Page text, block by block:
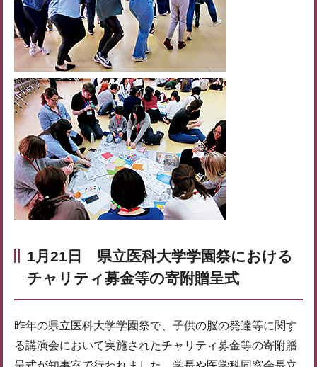
1月21日 県立医科大学学園祭における
チャリティ募金等の寄附贈呈式
昨年の県立医科大学学園祭で、子供の脳の発達等に関す
る講演会において実施されたチャリティ募金等の寄附贈